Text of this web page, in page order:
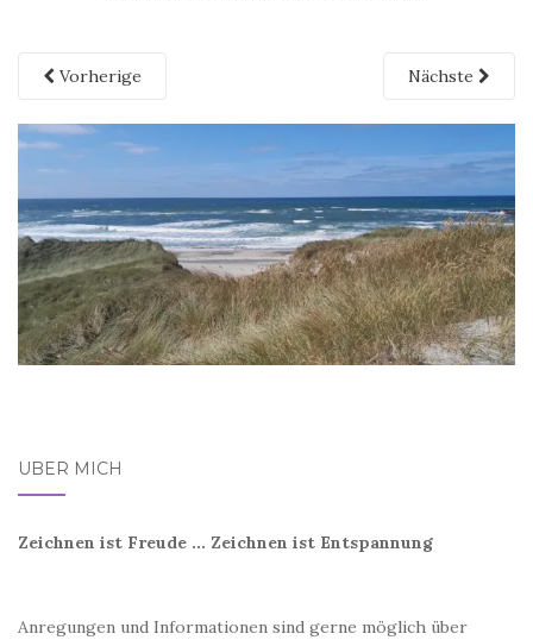
Vorherige Nächste
ÜBER MICH
Zeichnen ist Freude ... Zeichnen ist Entspannung
Anregungen und Informationen sind gerne möglich über